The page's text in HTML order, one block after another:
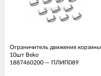
Ограничитель движения корзины
10шт Beko
1887460200 — ПЛИП089